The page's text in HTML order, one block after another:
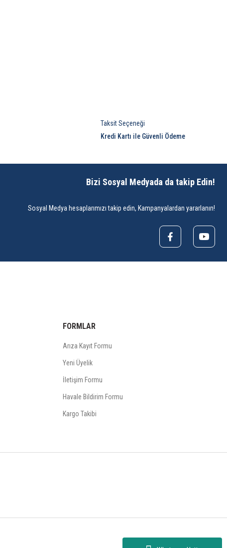
Taksit Seçeneği
Kredi Kartı ile Güvenli Ödeme
Bizi Sosyal Medyada da takip Edin!
Sosyal Medya hesaplarımızı takip edin, Kampanyalardan yararlanın!
FORMLAR
Arıza Kayıt Formu
Yeni Üyelik
İletişim Formu
Havale Bildirim Formu
Kargo Takibi